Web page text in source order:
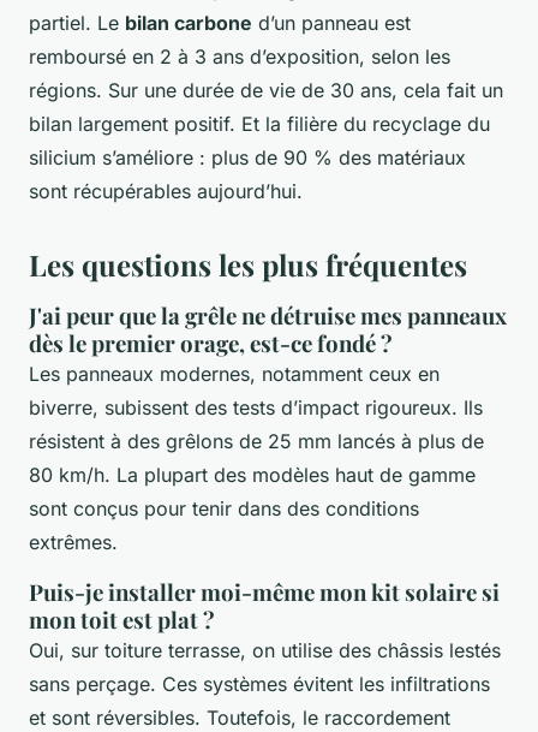
partiel. Le bilan carbone d’un panneau est
remboursé en 2 à 3 ans d’exposition, selon les
régions. Sur une durée de vie de 30 ans, cela fait un
bilan largement positif. Et la filière du recyclage du
silicium s’améliore : plus de 90 % des matériaux
sont récupérables aujourd’hui.
Les questions les plus fréquentes
J'ai peur que la grêle ne détruise mes panneaux
dès le premier orage, est-ce fondé ?
Les panneaux modernes, notamment ceux en
biverre, subissent des tests d’impact rigoureux. Ils
résistent à des grêlons de 25 mm lancés à plus de
80 km/h. La plupart des modèles haut de gamme
sont conçus pour tenir dans des conditions
extrêmes.
Puis-je installer moi-même mon kit solaire si
mon toit est plat ?
Oui, sur toiture terrasse, on utilise des châssis lestés
sans perçage. Ces systèmes évitent les infiltrations
et sont réversibles. Toutefois, le raccordement